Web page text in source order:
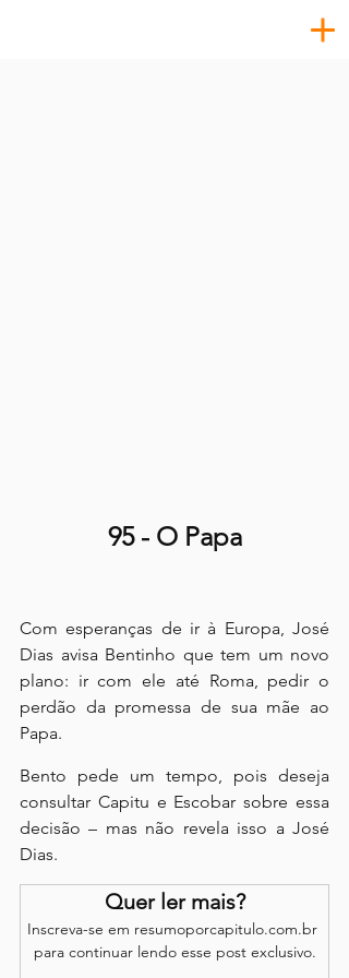
95 - O Papa
Com esperanças de ir à Europa, José
Dias avisa Bentinho que tem um novo
plano: ir com ele até Roma, pedir o
perdão da promessa de sua mãe ao
Papa.
Bento pede um tempo, pois deseja
consultar Capitu e Escobar sobre essa
decisão – mas não revela isso a José
Dias.
Quer ler mais?
Inscreva-se em resumoporcapitulo.com.br
para continuar lendo esse post exclusivo.